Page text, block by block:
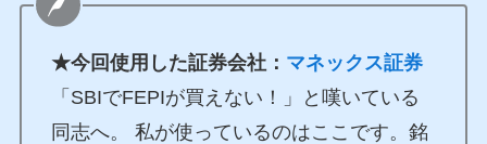
★今回使用した証券会社： マネックス証券
「SBIでFEPIが買えない！」と嘆いている
同志へ。 私が使っているのはここです。銘